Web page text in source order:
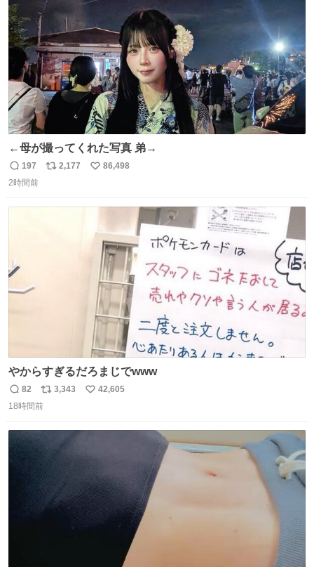
数
←母が撮ってくれた写真 弟→
返
信
197
リ
2,177
い
86,498
2時間前
やからすぎるだろまじでwww
返
信
82
リ
ポ
3,343
い
42,605
18時間前